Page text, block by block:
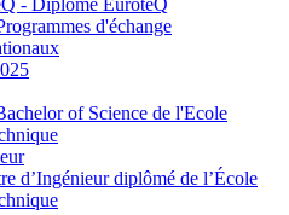
- Diplôme EuroteQ
d'échange
of Science de l'Ecole
d’Ingénieur diplômé de l’École